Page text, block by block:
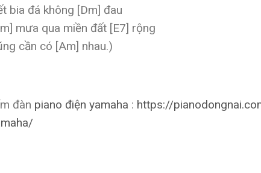
bia đá không [Dm] đau
mưa qua miền đất [E7] rộng
cần có [Am] nhau.)
đàn piano điện yamaha : https://